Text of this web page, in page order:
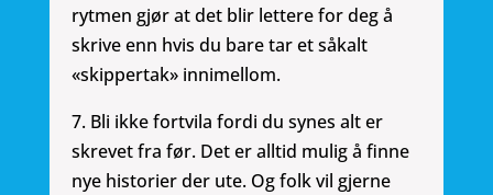
rytmen gjør at det blir lettere for deg å
skrive enn hvis du bare tar et såkalt
«skippertak» innimellom.
7. Bli ikke fortvila fordi du synes alt er
skrevet fra før. Det er alltid mulig å finne
nye historier der ute. Og folk vil gjerne